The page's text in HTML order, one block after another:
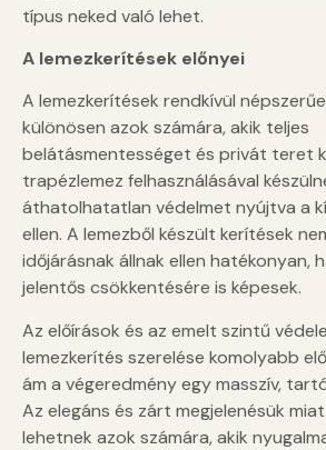
típus neked való lehet.
A lemezkerítések előnyei
A lemezkerítések rendkívül
különösen azok számára, akik teljes
belátásmentességet és privát teret
trapézlemez felhasználásával
áthatolhatatlan védelmet nyújtva a
ellen. A lemezből készült kerítések
időjárásnak állnak ellen hatékonyan,
jelentős csökkentésére is képesek.
Az előírások és az emelt szintű
lemezkerítés szerelése komolyabb
ám a végeredmény egy masszív,
Az elegáns és zárt megjelenésük
lehetnek azok számára, akik